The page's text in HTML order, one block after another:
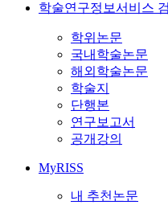
학술연구정보서비스
학위논문
국내학술논문
해외학술논문
학술지
단행본
연구보고서
공개강의
MyRISS
내 추천논문